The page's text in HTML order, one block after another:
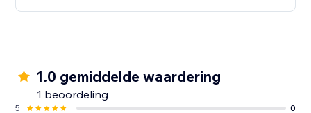
1.0 gemiddelde waardering
1 beoordeling
5 0